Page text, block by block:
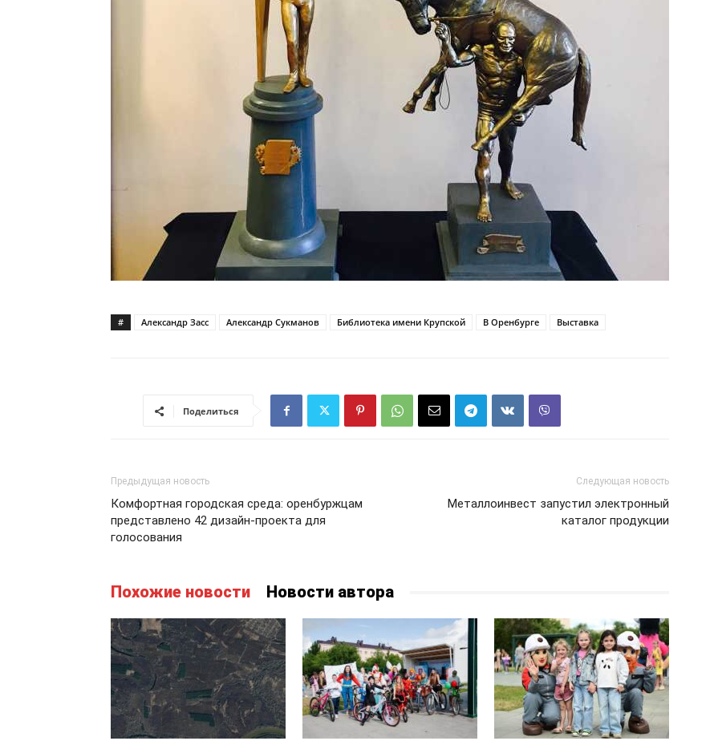
# Александр Засс Александр Сукманов Библиотека имени Крупской В Оренбурге Выставка
Поделиться
Предыдущая новость
Комфортная городская среда: оренбуржцам
представлено 42 дизайн-проекта для
голосования
Следующая новость
Металлоинвест запустил электронный
каталог продукции
Похожие новости Новости автора